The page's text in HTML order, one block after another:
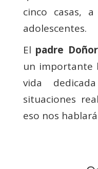
cinco casas,
adolescentes.
El padre
un importante
vida
situaciones
eso nos